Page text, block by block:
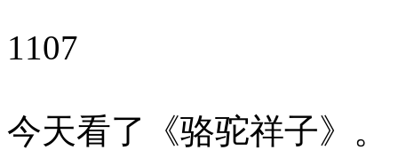
1107
今天看了《骆驼祥子》。